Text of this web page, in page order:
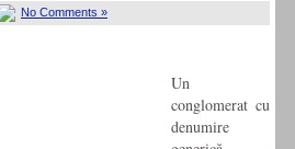
No Comments »
Un
conglomerat cu
denumire